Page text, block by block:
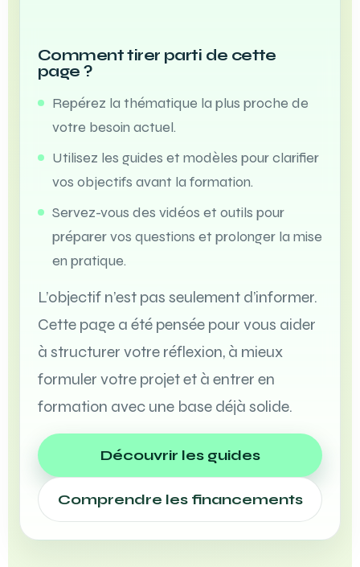
Comment tirer parti de cette
page ?
Repérez la thématique la plus proche de
votre besoin actuel.
Utilisez les guides et modèles pour clarifier
vos objectifs avant la formation.
Servez-vous des vidéos et outils pour
préparer vos questions et prolonger la mise
en pratique.
L’objectif n’est pas seulement d’informer.
Cette page a été pensée pour vous aider
à structurer votre réflexion, à mieux
formuler votre projet et à entrer en
formation avec une base déjà solide.
Découvrir les guides
Comprendre les financements